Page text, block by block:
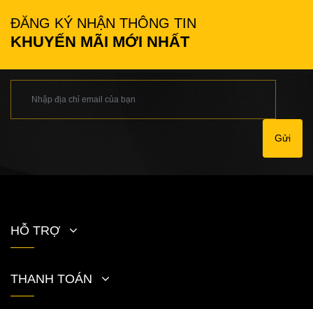
ĐĂNG KÝ NHẬN THÔNG TIN
KHUYẾN MÃI MỚI NHẤT
Gửi
HỖ TRỢ
THANH TOÁN